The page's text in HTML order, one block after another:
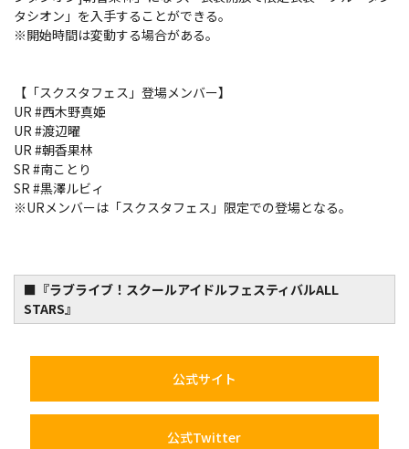
タシオン」を入手することができる。
※開始時間は変動する場合がある。
【「スクスタフェス」登場メンバー】
UR #西木野真姫
UR #渡辺曜
UR #朝香果林
SR #南ことり
SR #黒澤ルビィ
※URメンバーは「スクスタフェス」限定での登場となる。
■『ラブライブ！スクールアイドルフェスティバルALL
STARS』
公式サイト
公式Twitter